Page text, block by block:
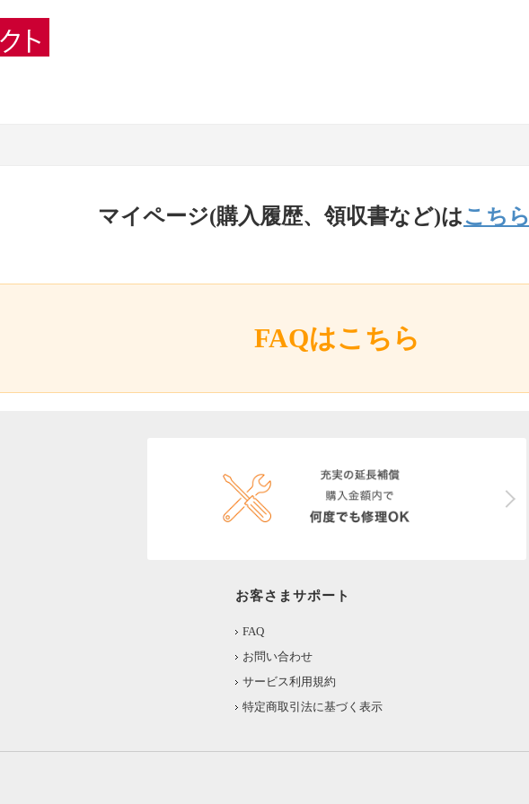
マイページ(購入履歴、領収書など)はこちら
FAQはこちら
お客さまサポート
FAQ
お問い合わせ
サービス利用規約
特定商取引法に基づく表示